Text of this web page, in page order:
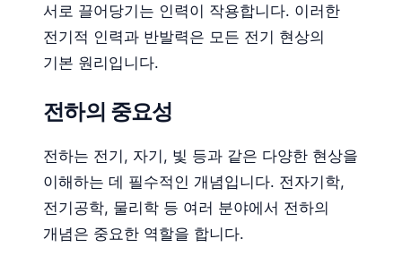
서로 끌어당기는 인력이 작용합니다. 이러한
전기적 인력과 반발력은 모든 전기 현상의
기본 원리입니다.
전하의 중요성
전하는 전기, 자기, 빛 등과 같은 다양한 현상을
이해하는 데 필수적인 개념입니다. 전자기학,
전기공학, 물리학 등 여러 분야에서 전하의
개념은 중요한 역할을 합니다.